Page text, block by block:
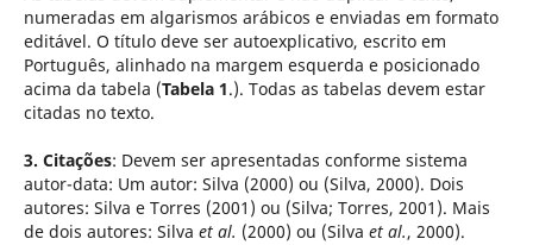
numeradas em algarismos arábicos e enviadas em formato
editável. O título deve ser autoexplicativo, escrito em
Português, alinhado na margem esquerda e posicionado
acima da tabela (Tabela 1.). Todas as tabelas devem estar
citadas no texto.
3. Citações: Devem ser apresentadas conforme sistema
autor-data: Um autor: Silva (2000) ou (Silva, 2000). Dois
autores: Silva e Torres (2001) ou (Silva; Torres, 2001). Mais
de dois autores: Silva et al. (2000) ou (Silva et al., 2000).